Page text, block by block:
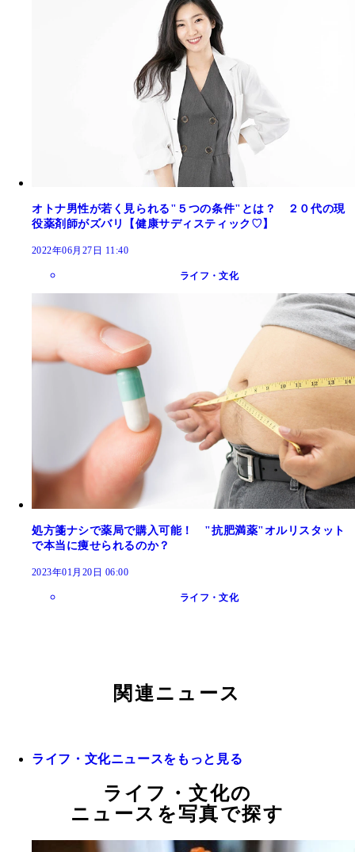
オトナ男性が若く見られる"５つの条件"とは？ ２０代の現
役薬剤師がズバリ【健康サディスティック♡】
2022年06月27日 11:40
ライフ・文化
処方箋ナシで薬局で購入可能！ "抗肥満薬"オルリスタット
で本当に痩せられるのか？
2023年01月20日 06:00
ライフ・文化
関連ニュース
ライフ・文化ニュースをもっと見る
ライフ・文化の
ニュースを写真で探す